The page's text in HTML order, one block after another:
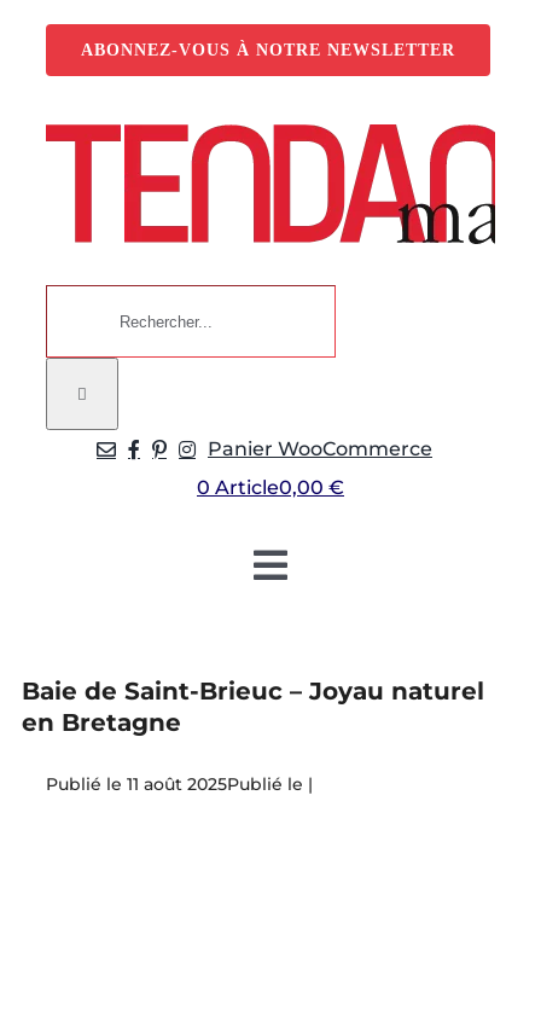
contenu
ABONNEZ-VOUS À NOTRE NEWSLETTER
Panier WooCommerce
0 Article0,00 €
Toggle
Nos articles
Nos éditions papier
Baie de Saint-Brieuc – Joyau naturel
en Bretagne
11 août 2025 |